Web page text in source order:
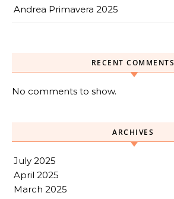
Andrea Primavera 2025
RECENT COMMENTS
No comments to show.
ARCHIVES
July 2025
April 2025
March 2025